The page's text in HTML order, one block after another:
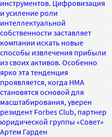
инструментов. Цифровизация
и усиление роли
интеллектуальной
собственности заставляет
компании искать новые
способы извлечения прибыли
из своих активов. Особенно
ярко эта тенденция
проявляется, когда НМА
становятся основой для
масштабирования, уверен
резидент Forbes Club, партнер
юридической группы «Совет»
Артем Гарден